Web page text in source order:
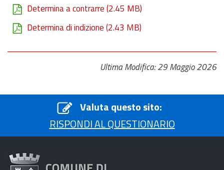
Determina a contrarre(2.45 MB)
Determina di indizione(2.43 MB)
Ultima Modifica: 29 Maggio 2026
Valuta questo sito:
RISPONDI AL QUESTIONARIO